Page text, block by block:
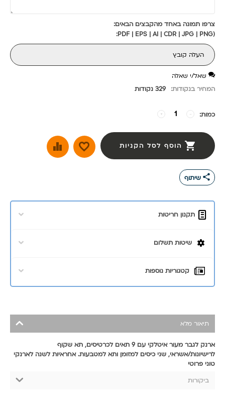
צרפו תמונה באחד מהקבצים הבאים:
(PDF | EPS | AI | CDR | JPG | PNG:
העלה קובץ
שאל/י שאלה
המחיר בנקודות:
329 נקודות
כמות: + −
הוסף לסל הקניות
share שיתוף
תקנון חריטות
שיטות תשלום
קטגוריות נוספות
תיאור מלא
ארנק לגבר מעור איטלקי עם 9 תאים לכרטיסים, תא שקוף
לרישיונות/אשראי, שני כיסים למזומן ותא למטבעות. אחראיות לשנה לארנקי
טוני פרוטי
ביקורות